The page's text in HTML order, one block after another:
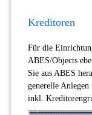
Kreditoren
Für die
ABES/Objects
Sie aus ABES
generelle
inkl.